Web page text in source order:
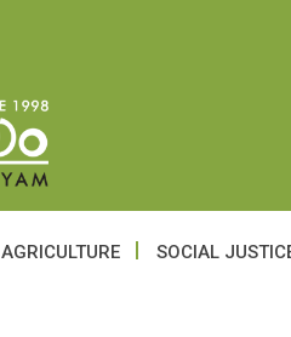
AGRICULTURE SOCIAL